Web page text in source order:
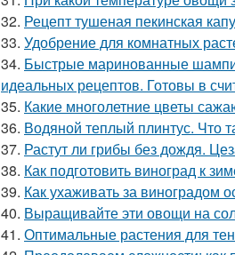
32. Рецепт тушеная пекинская
33. Удобрение для комнатных
34. Быстрые маринованные
идеальных рецептов. Готовы в
35. Какие многолетние цветы
36. Водяной теплый плинтус. Что
37. Растут ли грибы без дождя.
38. Как подготовить виноград к
39. Как ухаживать за виноградом
40. Выращивайте эти овощи на
41. Оптимальные растения для